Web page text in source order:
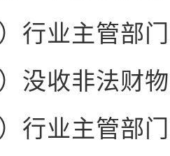
）行业主管部
）没收非法财
）行业主管部